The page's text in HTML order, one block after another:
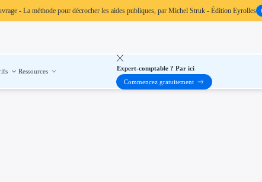
- La méthode pour décrocher les aides publiques, par Michel Struk - Édition Eyrolles
Ressources
Expert-comptable ? Par ici
Commencez gratuitement